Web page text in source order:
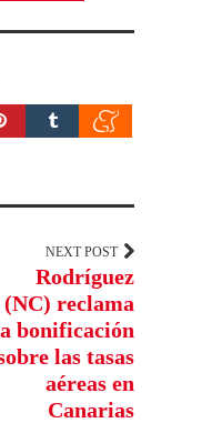
NEXT POST
Rodríguez
(NC) reclama
bonificación
las tasas
aéreas en
Canarias